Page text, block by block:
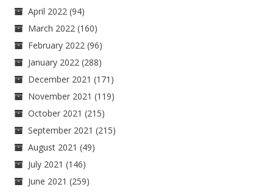
April 2022 (94)
March 2022 (160)
February 2022 (96)
January 2022 (288)
December 2021 (171)
November 2021 (119)
October 2021 (215)
September 2021 (215)
August 2021 (49)
July 2021 (146)
June 2021 (259)